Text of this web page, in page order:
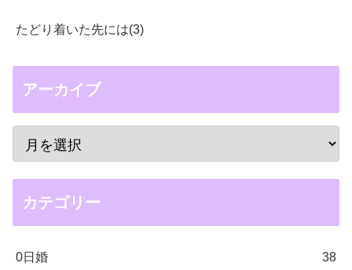
たどり着いた先には(3)
アーカイブ
カテゴリー
0日婚 38